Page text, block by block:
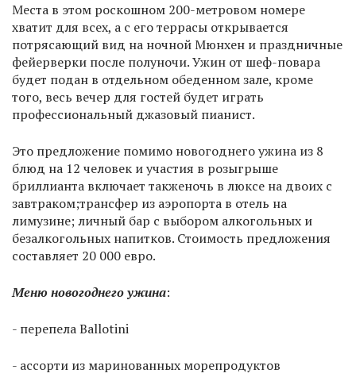
Места в этом роскошном 200-метровом номере
хватит для всех, а с его террасы открывается
потрясающий вид на ночной Мюнхен и праздничные
фейерверки после полуночи. Ужин от шеф-повара
будет подан в отдельном обеденном зале, кроме
того, весь вечер для гостей будет играть
профессиональный джазовый пианист.
Это предложение помимо новогоднего ужина из 8
блюд на 12 человек и участия в розыгрыше
бриллианта включает такженочь в люксе на двоих с
завтраком;трансфер из аэропорта в отель на
лимузине; личный бар с выбором алкогольных и
безалкогольных напитков. Стоимость предложения
составляет 20 000 евро.
Меню новогоднего ужина:
- перепела Ballotini
- ассорти из маринованных морепродуктов